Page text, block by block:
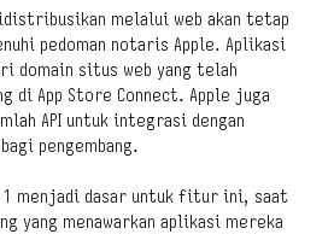
melalui web akan tetap
pedoman notaris Apple. Aplikasi
domain situs web yang telah
di App Store Connect. Apple juga
API untuk integrasi dengan
pengembang.
1 menjadi dasar untuk fitur ini, saat
yang menawarkan aplikasi mereka